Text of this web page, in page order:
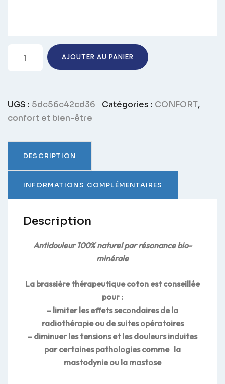
douleur
Confort
avec
poche
prothèse
fibranova®
AJOUTER AU PANIER
UGS : 5dc56c42cd36 Catégories : CONFORT,
confort et bien-être
DESCRIPTION
INFORMATIONS COMPLÉMENTAIRES
Description
Antidouleur 100% naturel par résonance bio-
minérale
La brassière thérapeutique coton est conseillée
pour :
– limiter les effets secondaires de la
radiothérapie ou de suites opératoires
– diminuer les tensions et les douleurs induites
par certaines pathologies comme la
mastodynie ou la mastose